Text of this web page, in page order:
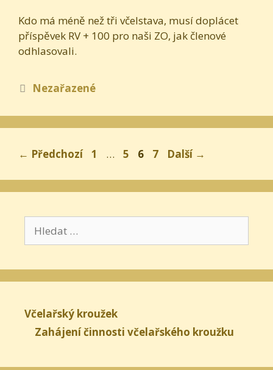
Kdo má méně než tři včelstava, musí doplácet
příspěvek RV + 100 pro naši ZO, jak členové
odhlasovali.
Rubriky
Nezařazené
← Předchozí Stránka
1 … Stránka
5 Stránka
6 Stránka
7 Další →
Včelařský kroužek
Zahájení činnosti včelařského kroužku